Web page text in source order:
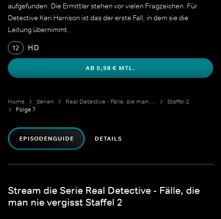
aufgefunden. Die Ermittler stehen vor vielen Fragzeichen. Für
Detective Keri Harrison ist das der erste Fall, in dem sie die
Leitung übernimmt.
12 HD
AB 5,98 € MTL.
Home Serien Real Detective - Fälle, die man nie vergisst
Staffel 2
Folge 7
EPISODENGUIDE DETAILS
Stream die Serie Real Detective - Fälle, die
man nie vergisst Staffel 2